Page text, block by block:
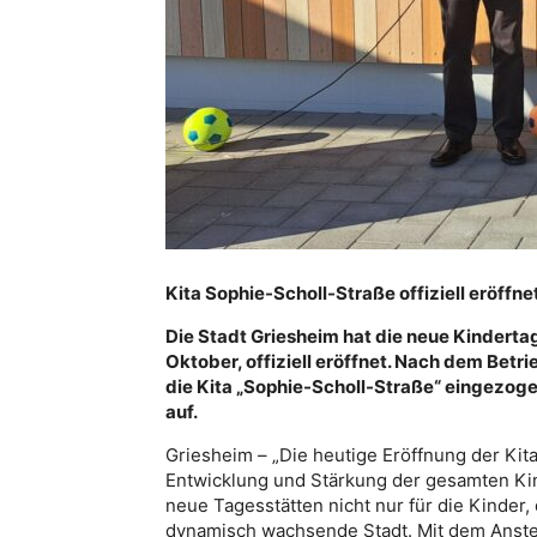
Kita Sophie-Scholl-Straße offiziell
Die Stadt Griesheim hat die neue
Oktober, offiziell eröffnet. Nach dem
die Kita „Sophie-Scholl-Straße“
auf.
Griesheim – „Die heutige Eröffnung der
Entwicklung und Stärkung der gesamten
neue Tagesstätten nicht nur für die
dynamisch wachsende Stadt. Mit dem